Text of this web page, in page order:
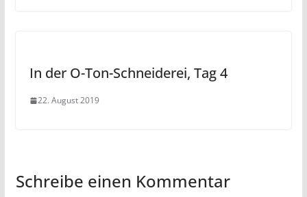
In der O-Ton-Schneiderei, Tag 4
22. August 2019
Schreibe einen Kommentar